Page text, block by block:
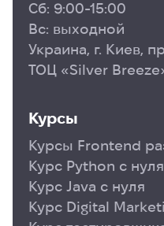
Сб: 9:00-15:00
Вс: выходной
Украина, г. Киев,
ТОЦ «Silver
Курсы
Курсы Frontend
Курс Python с нуля
Курс Java с нуля
Курс Digital